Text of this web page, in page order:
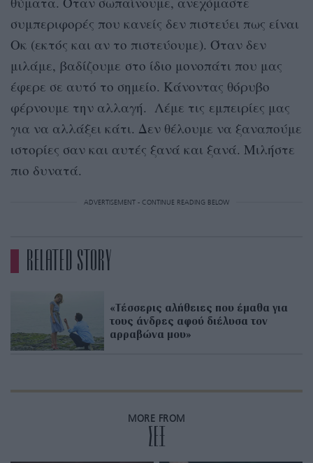
συμπεριφορές που κανείς δεν πιστεύει πως είναι
Οκ (εκτός και αν το πιστεύουμε). Όταν δεν
μιλάμε, βαδίζουμε στο ίδιο μονοπάτι που μας
έφερε σε αυτό το σημείο. Κάνοντας θόρυβο
φέρνουμε την αλλαγή. Λέμε τις εμπειρίες μας
για να αλλάξει κάτι. Δεν θέλουμε να ξαναπούμε
ιστορίες σαν και αυτές ξανά και ξανά. Μιλήστε
πιο δυνατά.
ADVERTISEMENT - CONTINUE READING BELOW
RELATED STORY
«Τέσσερις αλήθειες που έμαθα για
τους άνδρες αφού διέλυσα τον
αρραβώνα μου»
MORE FROM
ΣΕΞ